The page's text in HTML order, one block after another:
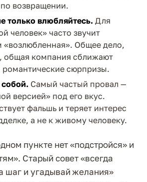
возвращении.
только влюбляйтесь. Для
человек» часто звучит
«возлюбленная». Общее дело,
компания сближают
романтические сюрпризы.
собой. Самый частый провал —
версией» под его вкус.
фальшь и теряет интерес
а не к живому человеку.
пункте нет «подстройся» и
Старый совет «всегда
шаг и угадывай желания»